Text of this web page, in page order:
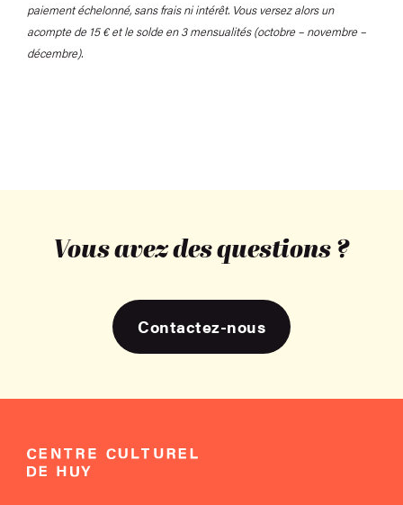
paiement échelonné, sans frais ni intérêt. Vous versez alors un
acompte de 15 € et le solde en 3 mensualités (octobre – novembre –
décembre).
Vous avez des questions ?
Contactez-nous